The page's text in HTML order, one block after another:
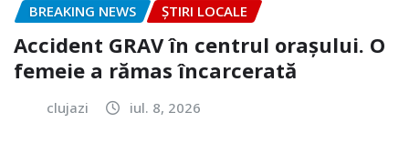
BREAKING NEWS ȘTIRI LOCALE
Accident GRAV în centrul orașului. O
femeie a rămas încarcerată
clujazi iul. 8, 2026